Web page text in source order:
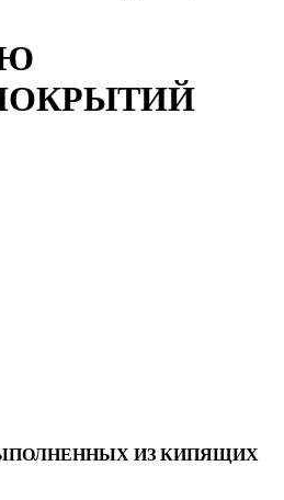
ИЗ КИПЯЩИХ